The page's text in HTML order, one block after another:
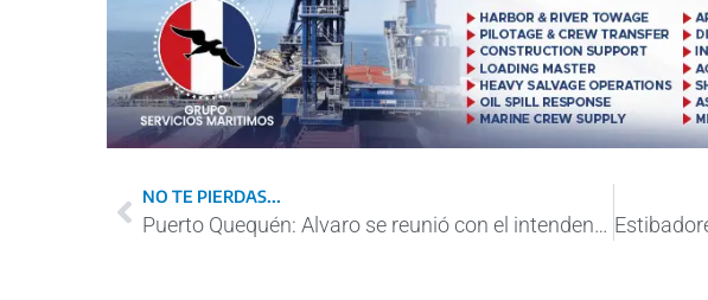
NO TE PIERDAS...
Puerto Quequén: Alvaro se reunió con el intendente de Balcarce para sumar cargas